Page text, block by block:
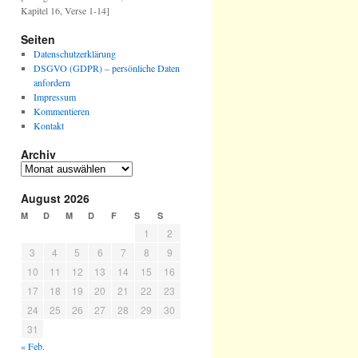
Kapitel 16, Verse 1-14]
Seiten
Datenschutzerklärung
DSGVO (GDPR) – persönliche Daten
anfordern
Impressum
Kommentieren
Kontakt
Archiv
August 2026
M D M D F S S
1
2
3
4 5 6 7 8
9
10
11 12 13 14 15
16
17
18 19 20 21 22
23
24
25 26 27 28 29
30
31
« Feb.